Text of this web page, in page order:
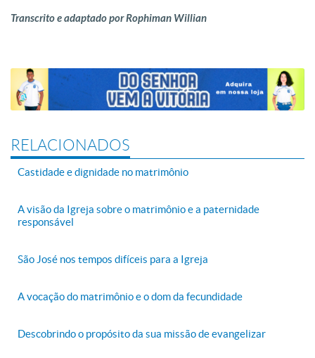
Transcrito e adaptado por Rophiman Willian
RELACIONADOS
Castidade e dignidade no matrimônio
A visão da Igreja sobre o matrimônio e a paternidade
responsável
São José nos tempos difíceis para a Igreja
A vocação do matrimônio e o dom da fecundidade
Descobrindo o propósito da sua missão de evangelizar